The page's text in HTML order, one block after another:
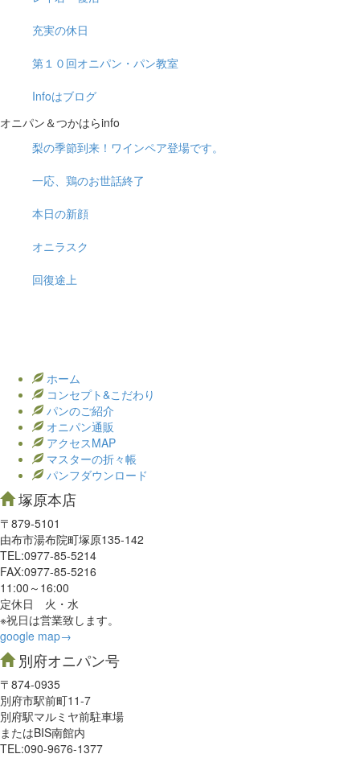
充実の休日
第１０回オニパン・パン教室
Infoはブログ
オニパン＆つかはらinfo
梨の季節到来！ワインペア登場です。
一応、鶏のお世話終了
本日の新顔
オニラスク
回復途上
ホーム
コンセプト&こだわり
パンのご紹介
オニパン通販
アクセスMAP
マスターの折々帳
パンフダウンロード
塚原本店
〒879-5101
由布市湯布院町塚原135-142
TEL:0977‐85-5214
FAX:0977‐85-5216
11:00～16:00
定休日 火・水
※祝日は営業致します。
google map→
別府オニパン号
〒874-0935
別府市駅前町11-7
別府駅マルミヤ前駐車場
またはBIS南館内
TEL:090-9676-1377